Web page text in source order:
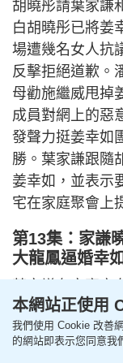
胡曉彤請葉家謙
白胡曉彤已將姜
場遭幾名女人抗
反擊拒絕道歉。
母勸施繼威甩掉
成員對網上的惡
發聲力挺姜幸如
勝。葉家謙跟隨
姜幸如，並表示
宅在家庭聚會上
第13集：家謙
大龍鳳逼婚幸如
啟榮利用自己離
敗壞將舒雅趕下
本網站正使用
我們使用 Cookie 改善
的網站即表示您同意我